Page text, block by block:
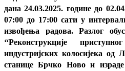
дана 24.03.2025. године до
07:00 до 17:00 сати у
извођења радова. Разлог
‘‘Реконструкције
индустријских колосијека
станице Брчко Ново и